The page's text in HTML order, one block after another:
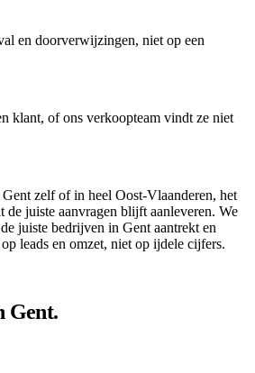
en doorverwijzingen, niet op een
klant, of ons verkoopteam vindt ze niet
zelf of in heel Oost-Vlaanderen, het
de juiste aanvragen blijft aanleveren. We
juiste bedrijven in Gent aantrekt en
leads en omzet, niet op ijdele cijfers.
Gent.